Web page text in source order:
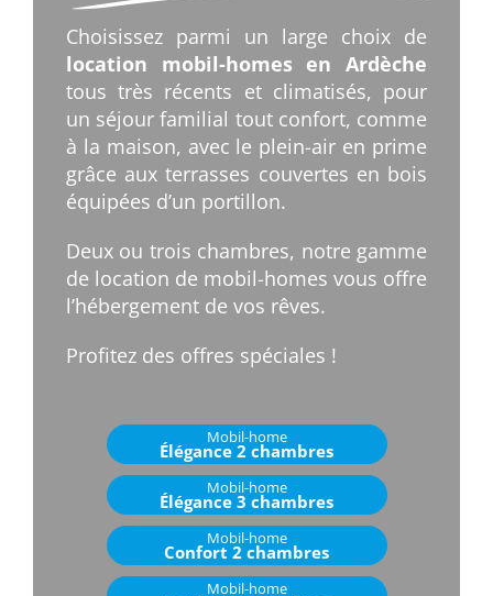
Choisissez parmi un large choix de
location mobil-homes en Ardèche
tous très récents et climatisés, pour
un séjour familial tout confort, comme
à la maison, avec le plein-air en prime
grâce aux terrasses couvertes en bois
équipées d’un portillon.
Deux ou trois chambres, notre gamme
de location de mobil-homes vous offre
l’hébergement de vos rêves.
Profitez des offres spéciales !
Mobil-home
Élégance 2 chambres
Mobil-home
Élégance 3 chambres
Mobil-home
Confort 2 chambres
Mobil-home